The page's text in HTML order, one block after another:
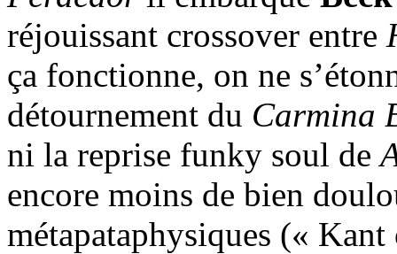
réjouissant crossover entre
ça fonctionne, on ne
détournement du Carmina
ni la reprise funky soul de
encore moins de bien
métapataphysiques (« Kant